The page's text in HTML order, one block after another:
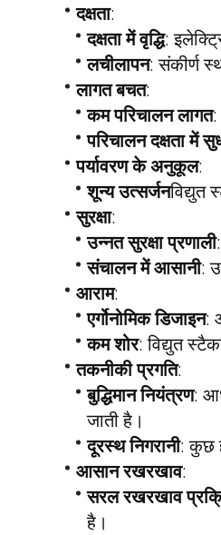
दक्षता:
दक्षता में वृद्धि:
लचीलापन: संकीर्ण
लागत बचत:
कम परिचालन लागत
परिचालन दक्षता में
पर्यावरण के अनुकूल:
शून्य उत्सर्जनविद्युत
सुरक्षा:
उन्नत सुरक्षा प्रणाली
संचालन में आसानी:
आराम:
एर्गोनोमिक डिजाइन:
कम शोर: विद्युत
तकनीकी प्रगति:
बुद्धिमान नियंत्रण:
जाती है।
दूरस्थ निगरानी: कुछ
आसान रखरखाव:
सरल रखरखाव
है।